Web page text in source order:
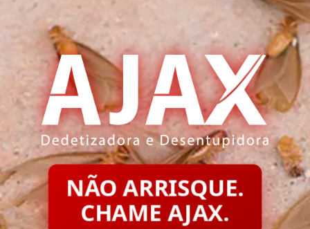
NÃO ARRISQUE.
CHAME AJAX.